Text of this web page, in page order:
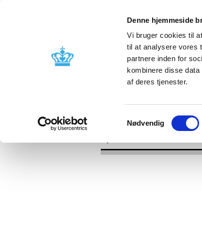
Denne hjemmeside
Vi bruger cookies til
til at analysere vores
partnere inden for
kombinere disse
af deres tjenester.
Samtykkevalg
Nødvendig
Godkendelse og